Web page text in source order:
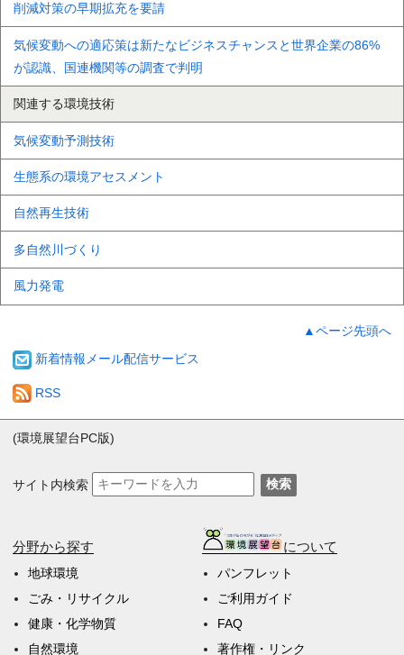
削減対策の早期拡充を要請
気候変動への適応策は新たなビジネスチャンスと世界企業の86%
が認識、国連機関等の調査で判明
関連する環境技術
気候変動予測技術
生態系の環境アセスメント
自然再生技術
多自然川づくり
風力発電
▲ページ先頭へ
新着情報メール配信サービス
RSS
(環境展望台PC版)
サイト内検索 検索
分野から探す
地球環境
ごみ・リサイクル
健康・化学物質
自然環境
について
パンフレット
ご利用ガイド
FAQ
著作権・リンク